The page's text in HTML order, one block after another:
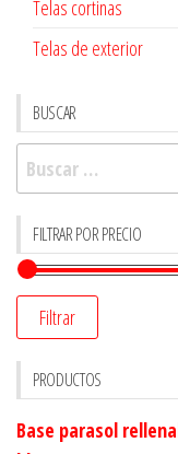
Telas cortinas
Telas de exterior
BUSCAR
Buscar:
FILTRAR POR PRECIO
Filtrar
PRODUCTOS
Base parasol